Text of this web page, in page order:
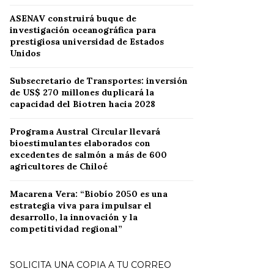
ASENAV construirá buque de
investigación oceanográfica para
prestigiosa universidad de Estados
Unidos
Subsecretario de Transportes: inversión
de US$ 270 millones duplicará la
capacidad del Biotren hacia 2028
Programa Austral Circular llevará
bioestimulantes elaborados con
excedentes de salmón a más de 600
agricultores de Chiloé
Macarena Vera: “Biobío 2050 es una
estrategia viva para impulsar el
desarrollo, la innovación y la
competitividad regional”
SOLICITA UNA COPIA A TU CORREO